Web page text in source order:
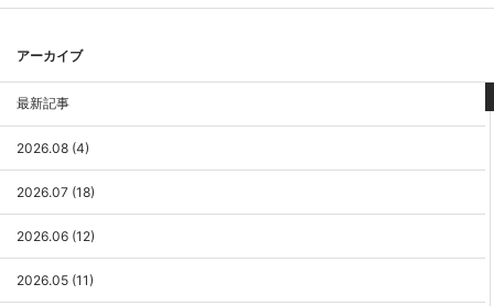
アーカイブ
最新記事
2026.08 (4)
2026.07 (18)
2026.06 (12)
2026.05 (11)